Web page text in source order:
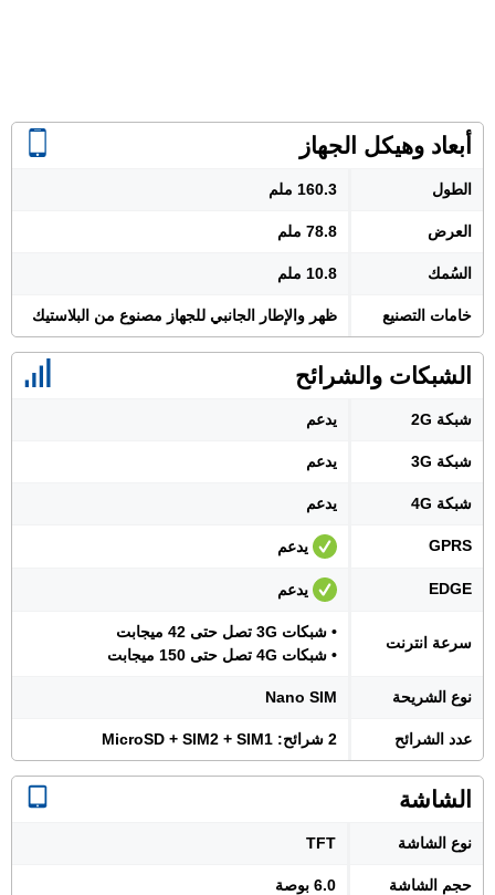
أبعاد وهيكل الجهاز
الطول 160.3 ملم
العرض 78.8 ملم
السُمك 10.8 ملم
خامات التصنيع ظهر والإطار الجانبي للجهاز مصنوع من البلاستيك
الشبكات والشرائح
شبكة 2G يدعم
شبكة 3G يدعم
شبكة 4G يدعم
GPRS يدعم
EDGE يدعم
سرعة انترنت
• شبكات 3G تصل حتى 42 ميجابت
• شبكات 4G تصل حتى 150 ميجابت
نوع الشريحة Nano SIM
عدد الشرائح 2 شرائح: MicroSD + SIM2 + SIM1
الشاشة
نوع الشاشة TFT
حجم الشاشة 6.0 بوصة